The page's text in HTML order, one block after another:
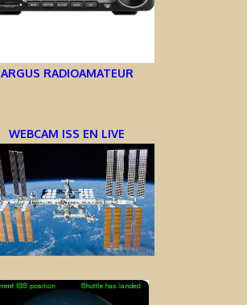
ARGUS RADIOAMATEUR
WEBCAM ISS EN LIVE